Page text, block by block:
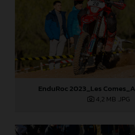
EnduRoc 2023_Les
4,2 MB .JPG